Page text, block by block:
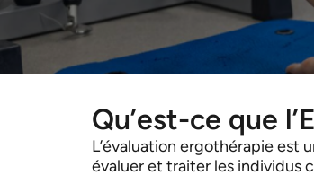
Qu’est-ce que
L’évaluation ergothérapie est
évaluer et traiter les individus